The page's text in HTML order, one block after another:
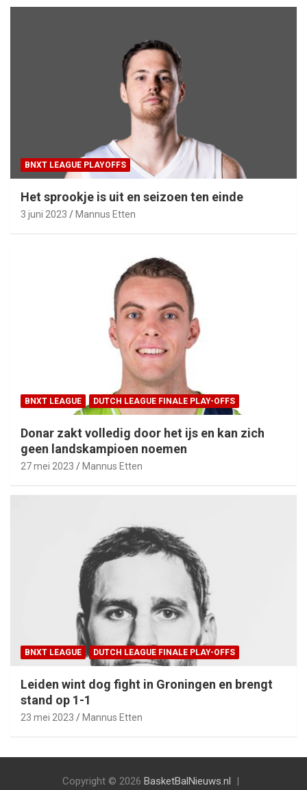
BNXT LEAGUE PLAYOFFS
Het sprookje is uit en seizoen ten einde
3 juni 2023 Mannus Etten
BNXT LEAGUE DUTCH LEAGUE FINALE PLAY-OFFS
Donar zakt volledig door het ijs en kan zich
geen landskampioen noemen
27 mei 2023 Mannus Etten
BNXT LEAGUE DUTCH LEAGUE FINALE PLAY-OFFS
Leiden wint dog fight in Groningen en brengt
stand op 1-1
23 mei 2023 Mannus Etten
Copyright © 2026 BasketBalNieuws.nl